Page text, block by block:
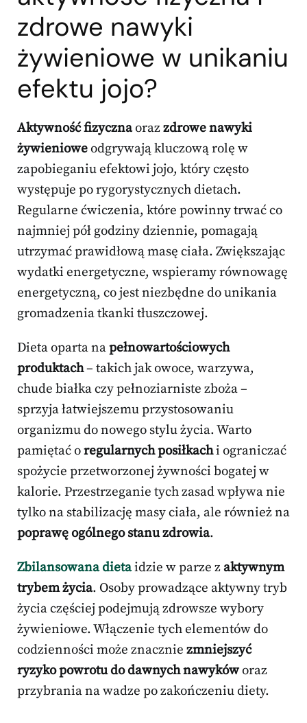
zdrowe nawyki
żywieniowe w unikaniu
efektu jojo?
Aktywność fizycznaorazzdrowe nawyki
żywienioweodgrywają kluczową rolę w
zapobieganiu efektowi jojo, który często
występuje po rygorystycznych dietach.
Regularne ćwiczenia, które powinny trwać co
najmniej pół godziny dziennie, pomagają
utrzymać prawidłową masę ciała. Zwiększając
wydatki energetyczne, wspieramy równowagę
energetyczną, co jest niezbędne do unikania
gromadzenia tkanki tłuszczowej.
Dieta oparta napełnowartościowych
produktach– takich jak owoce, warzywa,
chude białka czy pełnoziarniste zboża –
sprzyja łatwiejszemu przystosowaniu
organizmu do nowego stylu życia. Warto
pamiętać oregularnych posiłkachi ograniczać
spożycie przetworzonej żywności bogatej w
kalorie. Przestrzeganie tych zasad wpływa nie
tylko na stabilizację masy ciała, ale również na
poprawę ogólnego stanu zdrowia.
Zbilansowana dietaidzie w parze zaktywnym
trybem życia. Osoby prowadzące aktywny tryb
życia częściej podejmują zdrowsze wybory
żywieniowe. Włączenie tych elementów do
codzienności może znacznie zmniejszyć
ryzyko powrotu do dawnych nawykóworaz
przybrania na wadze po zakończeniu diety.